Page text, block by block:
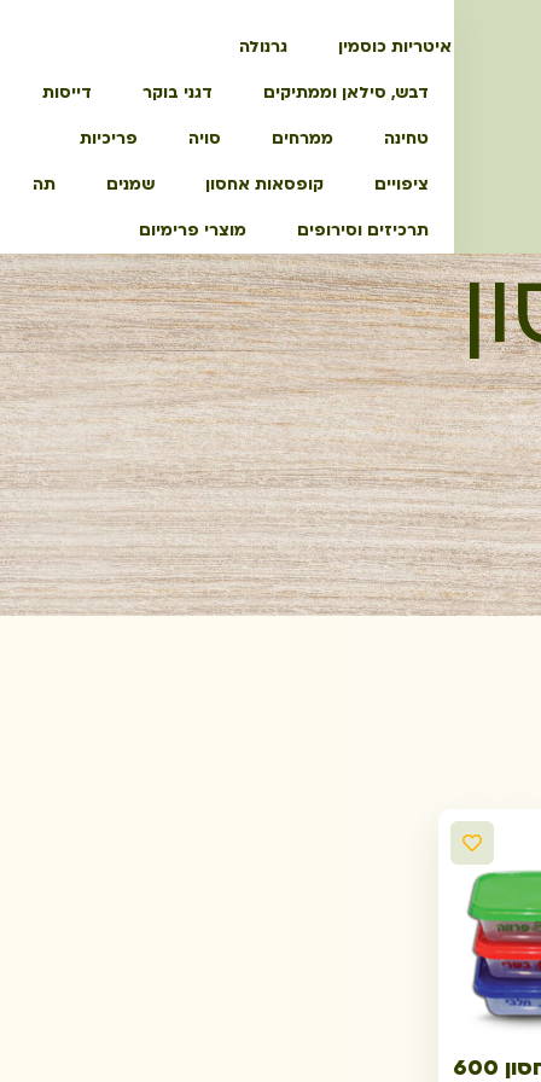
איטריות כוסמין גרנולה
דבש, סילאן וממתיקים דגני בוקר דייסות
טחינה ממרחים סויה פריכיות
ציפויים קופסאות אחסון שמנים תה
תרכיזים וסירופים מוצרי פרימיום
קופסאות אחסון 600